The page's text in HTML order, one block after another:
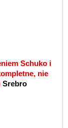
Schuko i
nie
Srebro